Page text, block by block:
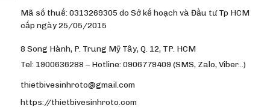
Mã số thuế: 0313269305 do Sở kế hoạch và Đầu tư Tp HCM
cấp ngày 25/05/2015
8 Song Hành, P. Trung Mỹ Tây, Q. 12, TP. HCM
Tel: 1900636288 – Hotline: 0906779409 (SMS, Zalo, Viber…)
thietbivesinhroto@gmail.com
https://thietbivesinhroto.com